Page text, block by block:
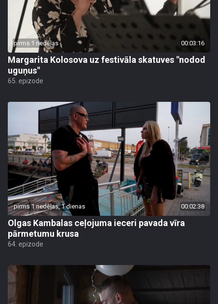
pirms 1 nedēļas 00:03:16
Margarita Kolosova uz festivāla skatuves "nodod
uguņus"
65. epizode
pirms 1 nedēļas, 1 dienas 00:02:38
Olgas Kambalas ceļojuma ieceri pavada vīra
pārmetumu krusa
64. epizode